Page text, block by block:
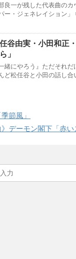
良一が残した代表曲のカ
ー・ジェネレイション」
谷由実・小田和正
」
一緒にやろう』ただそれ
ど松任谷と小田の話し合
節風」
》デーモン閣下「赤い